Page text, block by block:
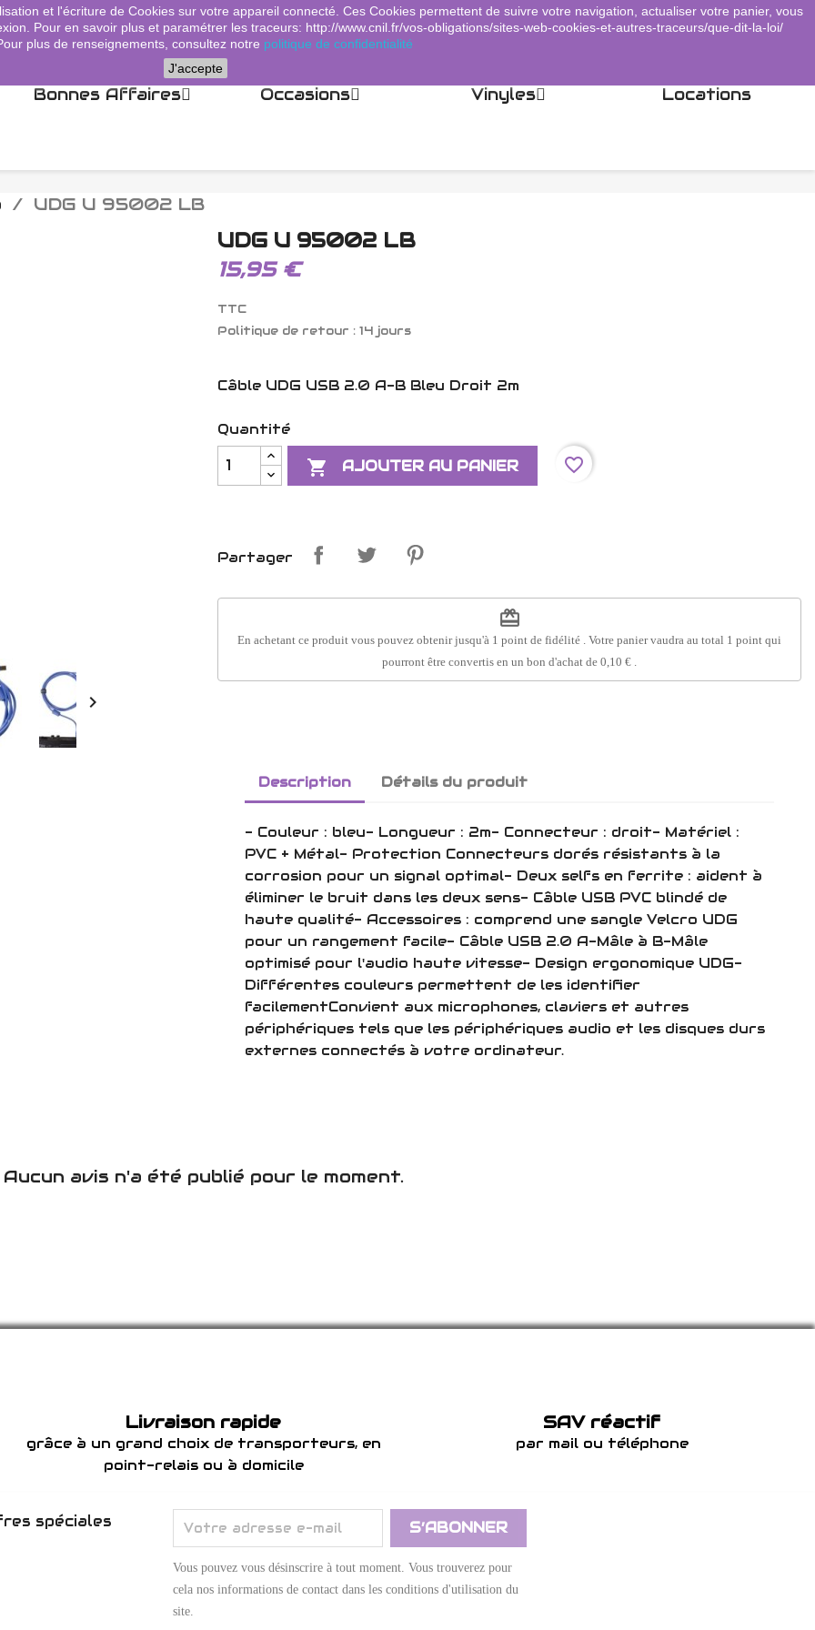
 Connexion shopping_cart Panier (0)
Bonnes Affaires Occasions Vinyles Locations
UDG U 95002 LB

UDG U 95002 LB
15,95 €
TTC
Politique de retour : 14 jours
Câble UDG USB 2.0 A-B Bleu Droit 2m
Quantité
 AJOUTER AU PANIER favorite_border
Partager
redeem
En achetant ce produit vous pouvez obtenir jusqu'à 1 point de fidélité . Votre panier vaudra au total 1 point qui
pourront être convertis en un bon d'achat de 0,10 €
Description Détails du produit
- Couleur : bleu- Longueur : 2m- Connecteur : droit- Matériel :
PVC + Métal- Protection Connecteurs dorés résistants à la
corrosion pour un signal optimal- Deux selfs en ferrite : aident à
éliminer le bruit dans les deux sens- Câble USB PVC blindé de
haute qualité- Accessoires : comprend une sangle Velcro UDG
pour un rangement facile- Câble USB 2.0 A-Mâle à B-Mâle
optimisé pour l'audio haute vitesse- Design ergonomique UDG-
Différentes couleurs permettent de les identifier
facilementConvient aux microphones, claviers et autres
périphériques tels que les périphériques audio et les disques durs
externes connectés à votre ordinateur.
Aucun avis n'a été publié pour le moment.
Livraison rapide
grâce à un grand choix de transporteurs, en
point-relais ou à domicile
SAV réactif
par mail ou téléphone
spéciales
Vous pouvez vous désinscrire à tout moment. Vous trouverez pour
cela nos informations de contact dans les conditions d'utilisation du
site.
et l'écriture de Cookies sur votre appareil connecté. Ces Cookies permettent de suivre votre navigation, actualiser votre panier, vous
Pour en savoir plus et paramétrer les traceurs: http://www.cnil.fr/vos-obligations/sites-web-cookies-et-autres-traceurs/que-dit-la-loi/
plus de renseignements, consultez notre politique de confidentialité
J'accepte